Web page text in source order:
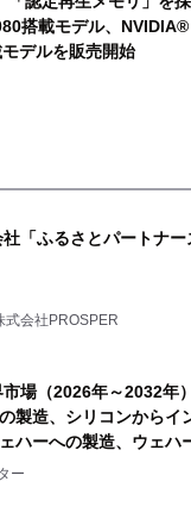
搭載モデル、NVIDIA®
デルを販売開始
「ふるさとパートナー
会社PROSPER
場（2026年～2032年
製造、シリコンからイ
ハーへの製造、ウェハ
ルへの製造）・分析レ
ー